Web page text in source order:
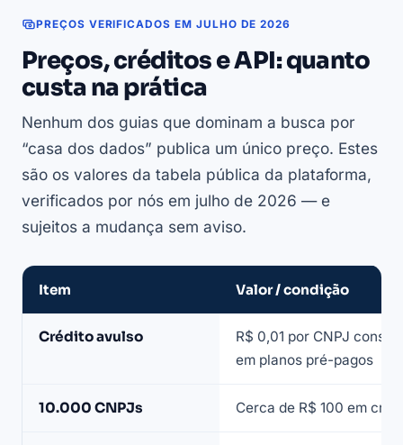
PREÇOS VERIFICADOS EM JULHO DE 2026
Preços, créditos e API: quanto
custa na prática
Nenhum dos guias que dominam a busca por
“casa dos dados” publica um único preço. Estes
são os valores da tabela pública da plataforma,
verificados por nós em julho de 2026 — e
sujeitos a mudança sem aviso.
Dados
Item Valor / condição
Crédito avulso
R$ 0,01 por CNPJ
em planos pré-pagos
10.000 CNPJs Cerca de R$ 100 em